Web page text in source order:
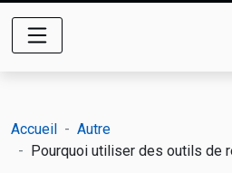
Accueil
Autre
Pourquoi utiliser des outils de